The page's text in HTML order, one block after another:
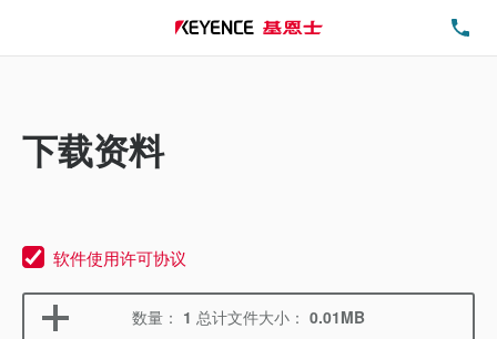
下载资料
软件使用许可协议
数量： 1 总计文件大小： 0.01MB